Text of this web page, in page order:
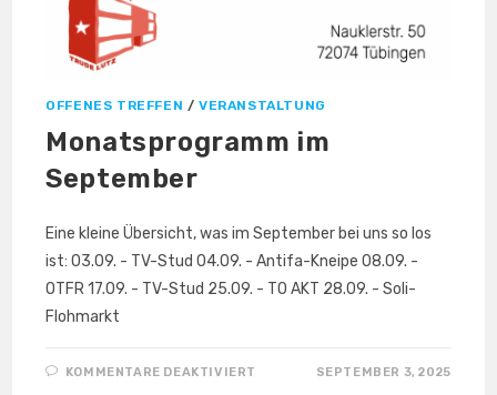
OFFENES TREFFEN /VERANSTALTUNG
Monatsprogramm im
September
Eine kleine Übersicht, was im September bei uns so los
ist: 03.09. - TV-Stud 04.09. - Antifa-Kneipe 08.09. -
OTFR 17.09. - TV-Stud 25.09. - TO AKT 28.09. - Soli-
Flohmarkt
KOMMENTARE DEAKTIVIERT SEPTEMBER 3, 2025